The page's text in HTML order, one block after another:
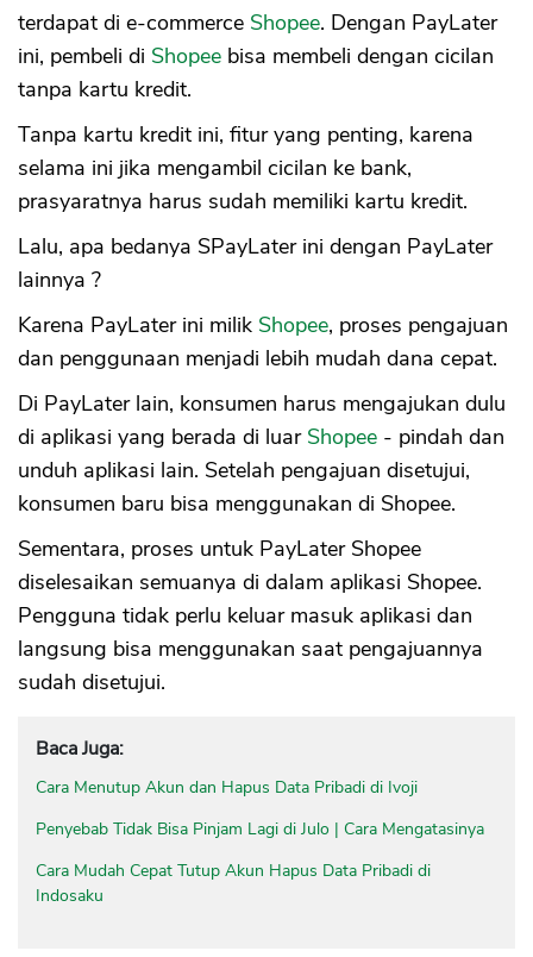
terdapat di e-commerce Shopee. Dengan PayLater
ini, pembeli di Shopee bisa membeli dengan cicilan
tanpa kartu kredit.
Tanpa kartu kredit ini, fitur yang penting, karena
selama ini jika mengambil cicilan ke bank,
prasyaratnya harus sudah memiliki kartu kredit.
Lalu, apa bedanya SPayLater ini dengan PayLater
lainnya ?
Karena PayLater ini milik Shopee, proses pengajuan
dan penggunaan menjadi lebih mudah dana cepat.
Di PayLater lain, konsumen harus mengajukan dulu
di aplikasi yang berada di luar Shopee - pindah dan
unduh aplikasi lain. Setelah pengajuan disetujui,
konsumen baru bisa menggunakan di Shopee.
Sementara, proses untuk PayLater Shopee
diselesaikan semuanya di dalam aplikasi Shopee.
Pengguna tidak perlu keluar masuk aplikasi dan
langsung bisa menggunakan saat pengajuannya
sudah disetujui.
Baca Juga:
Cara Menutup Akun dan Hapus Data Pribadi di Ivoji
Penyebab Tidak Bisa Pinjam Lagi di Julo | Cara Mengatasinya
Cara Mudah Cepat Tutup Akun Hapus Data Pribadi di
Indosaku